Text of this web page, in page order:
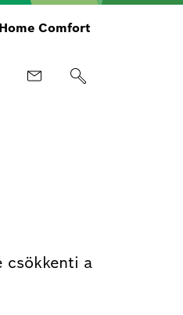
Home Comfort
csökkenti a